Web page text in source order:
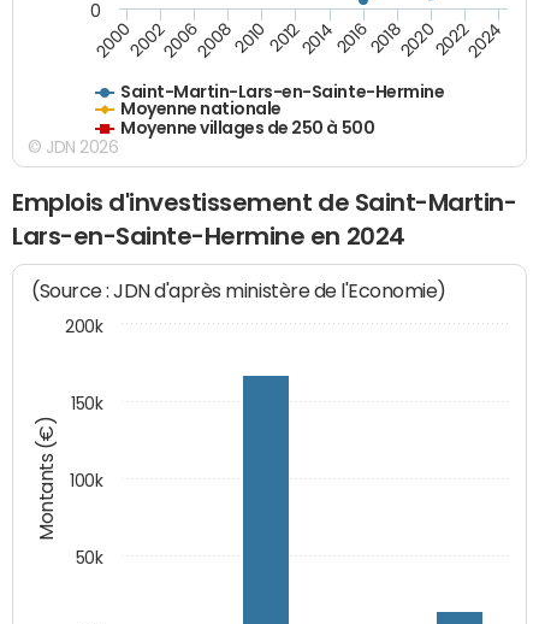
Saint-Martin-Lars-en-Sainte-Hermine
Moyenne nationale
Moyenne villages de 250 à 500
200020022006200820102012201420162018202020222024
0
© JDN 2026
Emplois d'investissement de Saint-Martin-
Lars-en-Sainte-Hermine en 2024
Montants (€)
(Source : JDN d'après ministère de l'Economie)
50k
100k
150k
200k